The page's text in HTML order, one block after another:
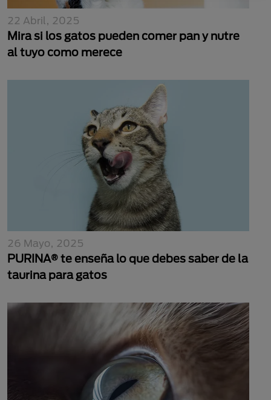
22 Abril, 2025
Mira si los gatos pueden comer pan y nutre
al tuyo como merece
26 Mayo, 2025
PURINA® te enseña lo que debes saber de la
taurina para gatos